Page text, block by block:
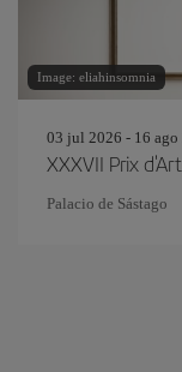
Image: eliahinsomnia
03 jul 2026 - 16 ago
XXXVII Prix
Palacio de Sástago